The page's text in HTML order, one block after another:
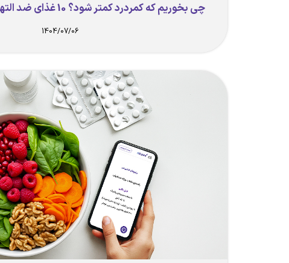
چی بخوریم که کمردرد کمتر شود؟ 10 غذای ضد التهاب و 5 غذای ممنوعه
1404/07/06